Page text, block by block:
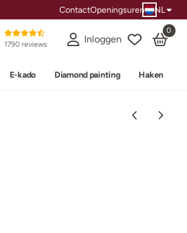
ContactOpeningsuren NL
1790 reviews Inloggen
0
E-kado Diamond painting Haken